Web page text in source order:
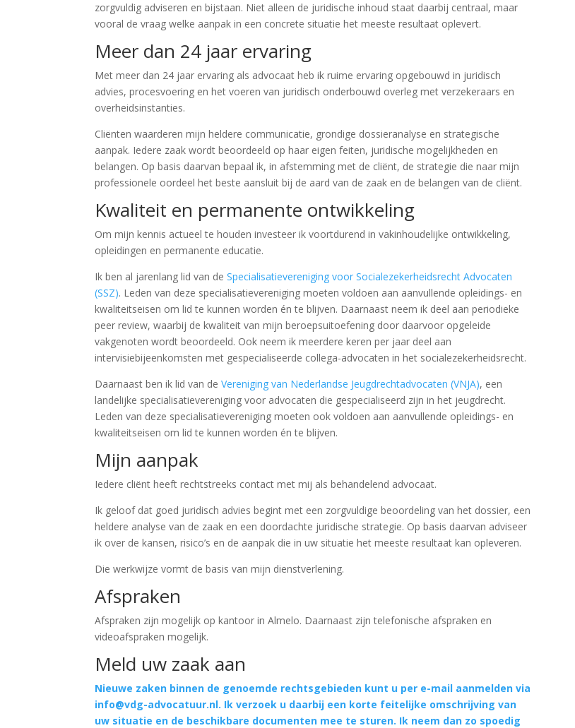
zorgvuldig adviseren en bijstaan. Niet alleen de juridische inhoud staat daarbij centraal, maar
vooral de vraag welke aanpak in een concrete situatie het meeste resultaat oplevert.
Meer dan 24 jaar ervaring
Met meer dan 24 jaar ervaring als advocaat heb ik ruime ervaring opgebouwd in juridisch
advies, procesvoering en het voeren van juridisch onderbouwd overleg met verzekeraars en
overheidsinstanties.
Cliënten waarderen mijn heldere communicatie, grondige dossieranalyse en strategische
aanpak. Iedere zaak wordt beoordeeld op haar eigen feiten, juridische mogelijkheden en
belangen. Op basis daarvan bepaal ik, in afstemming met de cliënt, de strategie die naar mijn
professionele oordeel het beste aansluit bij de aard van de zaak en de belangen van de cliënt.
Kwaliteit en permanente ontwikkeling
Om mijn kennis actueel te houden investeer ik voortdurend in vakinhoudelijke ontwikkeling,
opleidingen en permanente educatie.
Ik ben al jarenlang lid van deSpecialisatievereniging voor Socialezekerheidsrecht Advocaten
(SSZ). Leden van deze specialisatievereniging moeten voldoen aan aanvullende opleidings- en
kwaliteitseisen om lid te kunnen worden én te blijven. Daarnaast neem ik deel aan periodieke
peer review, waarbij de kwaliteit van mijn beroepsuitoefening door daarvoor opgeleide
vakgenoten wordt beoordeeld. Ook neem ik meerdere keren per jaar deel aan
intervisiebijeenkomsten met gespecialiseerde collega-advocaten in het socialezekerheidsrecht.
Daarnaast ben ik lid van deVereniging van Nederlandse Jeugdrechtadvocaten (VNJA), een
landelijke specialisatievereniging voor advocaten die gespecialiseerd zijn in het jeugdrecht.
Leden van deze specialisatievereniging moeten ook voldoen aan aanvullende opleidings- en
kwaliteitseisen om lid te kunnen worden én te blijven.
Mijn aanpak
Iedere cliënt heeft rechtstreeks contact met mij als behandelend advocaat.
Ik geloof dat goed juridisch advies begint met een zorgvuldige beoordeling van het dossier, een
heldere analyse van de zaak en een doordachte juridische strategie. Op basis daarvan adviseer
ik over de kansen, risico’s en de aanpak die in uw situatie het meeste resultaat kan opleveren.
Die werkwijze vormt de basis van mijn dienstverlening.
Afspraken
Afspraken zijn mogelijk op kantoor in Almelo. Daarnaast zijn telefonische afspraken en
videoafspraken mogelijk.
Meld uw zaak aan
Nieuwe zaken binnen de genoemde rechtsgebieden kunt u per e-mail aanmelden via
info@vdg-advocatuur.nl. Ik verzoek u daarbij een korte feitelijke omschrijving van
uw situatie en de beschikbare documenten mee te sturen. Ik neem dan zo spoedig